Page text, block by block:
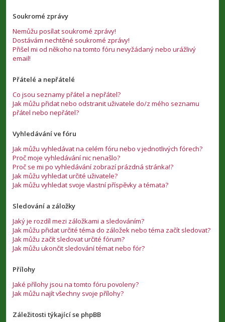
Soukromé zprávy
Nemůžu posílat soukromé zprávy!
Dostávám nechtěné soukromé zprávy!
Přišel mi od někoho na tomto fóru nevyžádaný nebo urážlivý
email!
Přátelé a nepřátelé
Co jsou seznamy přátel a nepřátel?
Jak můžu přidat nebo odstranit uživatele do/z mého seznamu
přátel nebo nepřátel?
Vyhledávání ve fóru
Jak můžu vyhledávat na celém fóru nebo v jednotlivých fórech?
Proč moje vyhledávání nic nenašlo?
Proč se mi po vyhledávání zobrazí prázdná stránka!?
Jak můžu vyhledat určité uživatele?
Jak můžu vyhledat svoje vlastní příspěvky a témata?
Sledování a záložky
Jaký je rozdíl mezi záložkami a sledováním?
Jak můžu přidat určité téma do záložek nebo téma začít sledovat?
Jak můžu začít sledovat určité fórum?
Jak můžu ukončit sledování témat nebo fór?
Přílohy
Jaké přílohy jsou na tomto fóru povoleny?
Jak můžu najít všechny svoje přílohy?
Záležitosti týkající se phpBB